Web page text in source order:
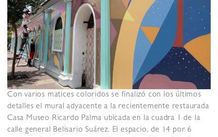
Con varios matices coloridos se finalizó con los últimos
detalles el mural adyacente a la recientemente restaurada
Casa Museo Ricardo Palma ubicada en la cuadra 1 de la
calle general Belisario Suárez. El espacio, de 14 por 6